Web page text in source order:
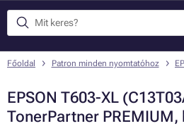
Főoldal Patron minden nyomtatóhoz
EPSON T603-XL
TonerPartner